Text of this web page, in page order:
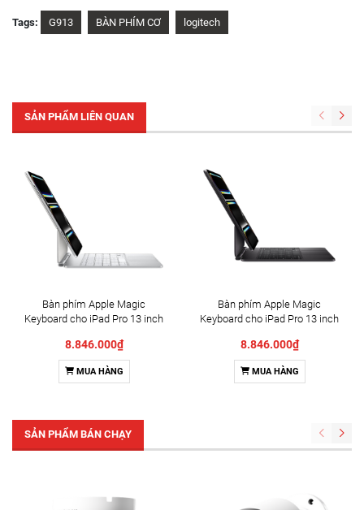
Tags: G913 BÀN PHÍM CƠ logitech
SẢN PHẨM LIÊN QUAN
Bàn phím Apple Magic
Keyboard cho iPad Pro 13 inch
MWR43ZA/A
8.846.000₫
MUA HÀNG
Bàn phím Apple Magic
Keyboard cho iPad Pro 13 inch
8.846.000₫
MUA HÀNG
SẢN PHẨM BÁN CHẠY